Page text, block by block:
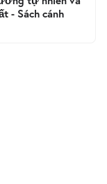
- Sách cánh